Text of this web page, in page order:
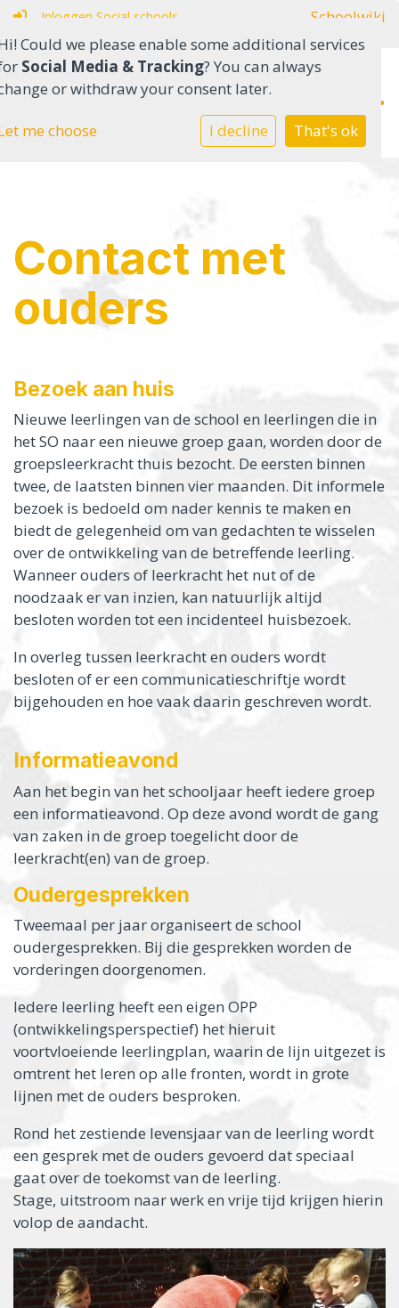
Inloggen Social schools Schoolwiki
Home
Onze school
Ouders
Contact met
ouders
Bezoek aan huis
Nieuwe leerlingen van de school en leerlingen die in
het SO naar een nieuwe groep gaan, worden door de
groepsleerkracht thuis bezocht. De eersten binnen
twee, de laatsten binnen vier maanden. Dit informele
bezoek is bedoeld om nader kennis te maken en
biedt de gelegenheid om van gedachten te wisselen
over de ontwikkeling van de betreffende leerling.
Wanneer ouders of leerkracht het nut of de
noodzaak er van inzien, kan natuurlijk altijd
besloten worden tot een incidenteel huisbezoek.
In overleg tussen leerkracht en ouders wordt
besloten of er een communicatieschriftje wordt
bijgehouden en hoe vaak daarin geschreven wordt.
Informatieavond
Aan het begin van het schooljaar heeft iedere groep
een informatieavond. Op deze avond wordt de gang
van zaken in de groep toegelicht door de
leerkracht(en) van de groep.
Oudergesprekken
Tweemaal per jaar organiseert de school
oudergesprekken. Bij die gesprekken worden de
vorderingen doorgenomen.
Iedere leerling heeft een eigen OPP
(ontwikkelingsperspectief) het hieruit
voortvloeiende leerlingplan, waarin de lijn uitgezet is
omtrent het leren op alle fronten, wordt in grote
lijnen met de ouders besproken.
Rond het zestiende levensjaar van de leerling wordt
een gesprek met de ouders gevoerd dat speciaal
gaat over de toekomst van de leerling.
Stage, uitstroom naar werk en vrije tijd krijgen hierin
volop de aandacht.
Could we please enable some additional services
Social Media & Tracking? You can always
or withdraw your consent later.
me choose I decline That's ok